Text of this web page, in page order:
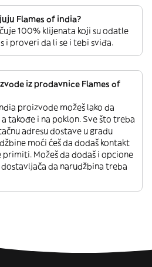
Flames of india?
100% klijenata koji su odatle
i proveri da li se i tebi sviđa.
iz prodavnice Flames of
proizvode možeš lako da
takođe i na poklon. Sve što treba
adresu dostave u gradu
moći ćeš da dodaš kontakt
primiti. Možeš da dodaš i opcione
da narudžbina treba